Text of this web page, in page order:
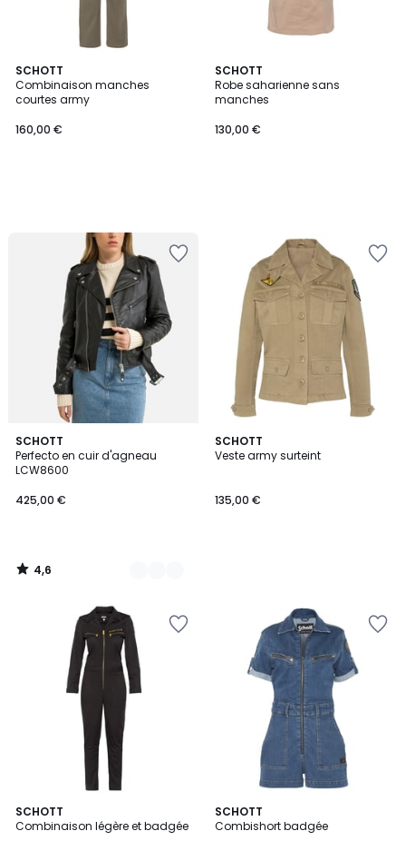
SCHOTT
Combinaison manches
courtes army
160,00 €
SCHOTT
Robe saharienne sans
manches
130,00 €
SCHOTT
Perfecto en cuir d'agneau
LCW8600
425,00 €
4,6
/ 5
2
Couleurs
4,6
/
SCHOTT
Veste army surteint
135,00 €
SCHOTT
Combinaison légère et badgée
3
Couleurs
SCHOTT
Combishort badgée